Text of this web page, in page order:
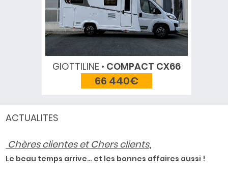
GIOTTILINE COMPACT CX66
66 440€
ACTUALITES
Chères clientes et Chers clients,
Le beau temps arrive… et les bonnes affaires aussi !